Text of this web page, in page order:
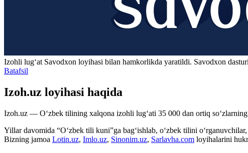
Izohli lugʻat Savodxon loyihasi bilan hamkorlikda yaratildi. Savodxon
Batafsil
Izoh.uz loyihasi haqida
Izoh.uz — O‘zbek tilining xalqona izohli lug‘ati 35 000 dan ortiq
Yillar davomida “O‘zbek tili kuni”ga bag‘ishlab, o‘zbek tilini
Bizning jamoa Lotin.uz, Imlo.uz, Sinonim.uz, Sarlavha.com loyihalarini